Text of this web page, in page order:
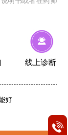
线上诊断
好